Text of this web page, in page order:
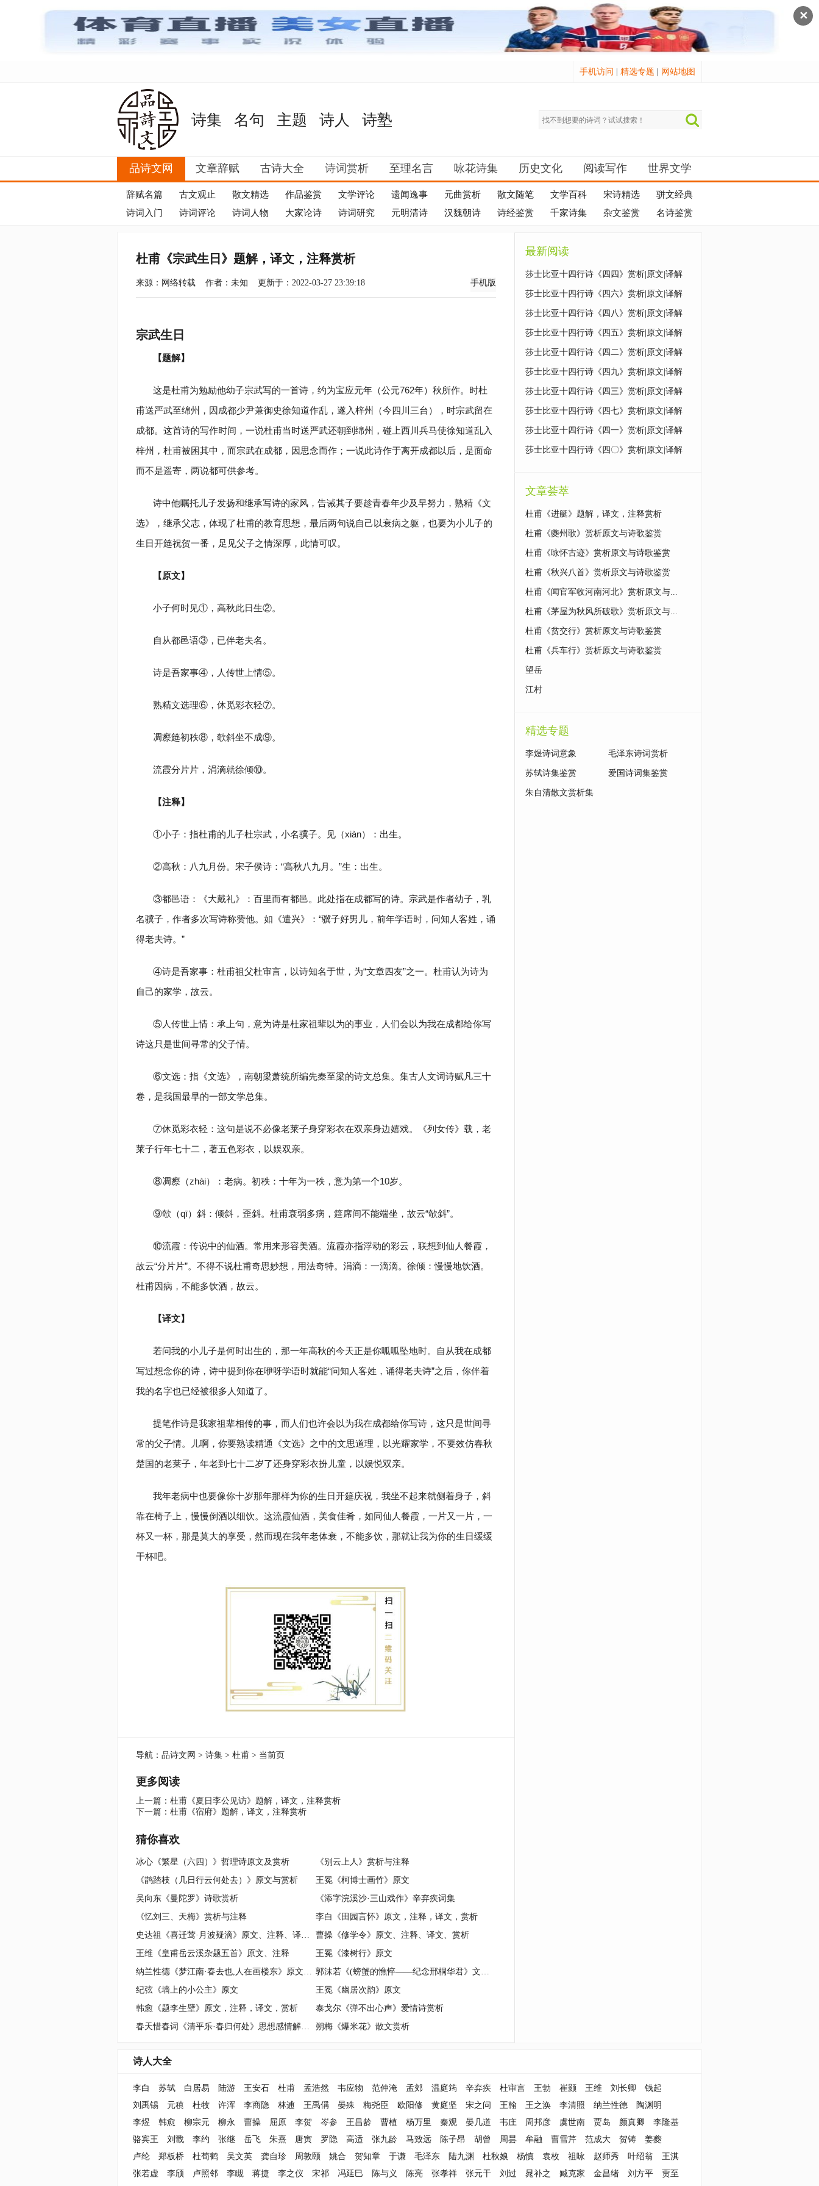
✕
手机访问 精选专题 网站地图
诗集 名句 主题 诗人 诗塾
品诗文网 文章辞赋 古诗大全 诗词赏析 至理名言 咏花诗集 历史文化 阅读写作 世界文学
辞赋名篇 古文观止 散文精选 作品鉴赏 文学评论 遗闻逸事 元曲赏析 散文随笔 文学百科 宋诗精选
骈文经典
诗词入门
诗词评论 诗词人物 大家论诗 诗词研究 元明清诗 汉魏朝诗 诗经鉴赏 千家诗集 杂文鉴赏 名诗鉴赏
杜甫《宗武生日》题解，译文，注释赏析
来源：网络转载 作者：未知 更新于：2022-03-27 23:39:18 手机版
宗武生日
【题解】
这是杜甫为勉励他幼子宗武写的一首诗，约为宝应元年（公元762年）秋所作。时杜
甫送严武至绵州，因成都少尹兼御史徐知道作乱，遂入梓州（今四川三台），时宗武留在
成都。这首诗的写作时间，一说杜甫当时送严武还朝到绵州，碰上西川兵马使徐知道乱入
梓州，杜甫被困其中，而宗武在成都，因思念而作；一说此诗作于离开成都以后，是面命
而不是遥寄，两说都可供参考。
诗中他嘱托儿子发扬和继承写诗的家风，告诫其子要趁青春年少及早努力，熟精《文
选》，继承父志，体现了杜甫的教育思想，最后两句说自己以衰病之躯，也要为小儿子的
生日开筵祝贺一番，足见父子之情深厚，此情可叹。
【原文】
小子何时见①，高秋此日生②。
自从都邑语③，已伴老夫名。
诗是吾家事④，人传世上情⑤。
熟精文选理⑥，休觅彩衣轻⑦。
凋瘵筵初秩⑧，欹斜坐不成⑨。
流霞分片片，涓滴就徐倾⑩。
【注释】
①小子：指杜甫的儿子杜宗武，小名骥子。见（xiàn）：出生。
②高秋：八九月份。宋子侯诗：“高秋八九月。”生：出生。
③都邑语：《大戴礼》：百里而有都邑。此处指在成都写的诗。宗武是作者幼子，乳
名骥子，作者多次写诗称赞他。如《遣兴》：“骥子好男儿，前年学语时，问知人客姓，诵
得老夫诗。”
④诗是吾家事：杜甫祖父杜审言 ，以诗知名于世，为“文章四友”之一。杜甫认为诗为
自己的家学，故云。
⑤人传世上情：承上句，意为诗是杜家祖辈以为的事业，人们会以为我在成都给你写
诗这只是世间寻常的父子情。
⑥文选：指《文选》，南朝梁萧统所编先秦至梁的诗文总集。集古人文词诗赋凡三十
卷，是我国最早的一部文学总集。
⑦休觅彩衣轻：这句是说不必像老莱子身穿彩衣在双亲身边嬉戏。《列女传》载，老
莱子行年七十二，著五色彩衣，以娱双亲。
⑧凋瘵（zhài）：老病。初秩：十年为一秩，意为第一个10岁。
⑨欹（qī）斜：倾斜，歪斜。杜甫衰弱多病，筵席间不能端坐，故云“欹斜”。
⑩流霞：传说中的仙酒。常用来形容美酒。流霞亦指浮动的彩云，联想到仙人餐霞，
故云“分片片”。不得不说杜甫奇思妙想，用法奇特。涓滴：一滴滴。徐倾：慢慢地饮酒。
杜甫因病，不能多饮酒，故云。
【译文】
若问我的小儿子是何时出生的，那一年高秋的今天正是你呱呱坠地时。自从我在成都
写过想念你的诗，诗中提到你在咿呀学语时就能“问知人客姓，诵得老夫诗”之后，你伴着
我的名字也已经被很多人知道了。
提笔作诗是我家祖辈相传的事，而人们也许会以为我在成都给你写诗，这只是世间寻
常的父子情。儿啊，你要熟读精通《文选》之中的文思道理，以光耀家学，不要效仿春秋
楚国的老莱子，年老到七十二岁了还身穿彩衣扮儿童，以娱悦双亲。
我年老病中也要像你十岁那年那样为你的生日开筵庆祝，我坐不起来就侧着身子，斜
靠在椅子上，慢慢倒酒以细饮。这流霞仙酒，美食佳肴，如同仙人餐霞，一片又一片，一
杯又一杯，那是莫大的享受，然而现在我年老体衰，不能多饮，那就让我为你的生日缓缓
干杯吧。
导航： 品诗文网 > 诗集 > 杜甫 > 当前页
更多阅读
上一篇： 杜甫《夏日李公见访》题解，译文，注释赏析
下一篇： 杜甫《宿府》题解，译文，注释赏析
猜你喜欢
冰心《繁星（六四）》哲理诗原文及赏析
《别云上人》赏析与注释
《鹊踏枝（几日行云何处去）》原文与赏析
王冕《柯博士画竹》原文
吴向东《曼陀罗》诗歌赏析
《添字浣溪沙·三山戏作》辛弃疾词集
《忆刘三、天梅》赏析与注释
李白《田园言怀》原文，注释，译文，赏析
史达祖《喜迁莺·月波疑滴》原文、注释、译文、鉴赏
曹操《修学令》原文、注释、译文、赏析
王维《皇甫岳云溪杂题五首》原文、注释
王冕《漆树行》原文
纳兰性德《梦江南·春去也,人在画楼东》原文与赏析
郭沫若《(螃蟹的憔悴——纪念邢桐华君》文章赏析
纪弦《墙上的小公主》原文
王冕《幽居次韵》原文
韩愈《题李生壁》原文，注释，译文，赏析
泰戈尔《弹不出心声》爱情诗赏析
春天惜春词《清平乐·春归何处》思想感情解读、创作的背景赏析？
朔梅《爆米花》散文赏析
最新阅读
莎士比亚十四行诗《四四》赏析|原文|译解
莎士比亚十四行诗《四六》赏析|原文|译解
莎士比亚十四行诗《四八》赏析|原文|译解
莎士比亚十四行诗《四五》赏析|原文|译解
莎士比亚十四行诗《四二》赏析|原文|译解
莎士比亚十四行诗《四九》赏析|原文|译解
莎士比亚十四行诗《四三》赏析|原文|译解
莎士比亚十四行诗《四七》赏析|原文|译解
莎士比亚十四行诗《四一》赏析|原文|译解
莎士比亚十四行诗《四〇》赏析|原文|译解
文章荟萃
杜甫《进艇》题解，译文，注释赏析
杜甫《夔州歌》赏析原文与诗歌鉴赏
杜甫《咏怀古迹》赏析原文与诗歌鉴赏
杜甫《秋兴八首》赏析原文与诗歌鉴赏
杜甫《闻官军收河南河北》赏析原文与...
杜甫《茅屋为秋风所破歌》赏析原文与...
杜甫《贫交行》赏析原文与诗歌鉴赏
杜甫《兵车行》赏析原文与诗歌鉴赏
望岳
江村
精选专题
李煜诗词意象 毛泽东诗词赏析
苏轼诗集鉴赏 爱国诗词集鉴赏
朱自清散文赏析集
诗人大全
李白 苏轼 白居易 陆游 王安石 杜甫 孟浩然 韦应物 范仲淹 孟郊 温庭筠 辛弃疾 杜审言 王勃 崔颢 王维 刘长卿
钱起
刘禹锡
元稹 杜牧 许浑 李商隐 林逋 王禹偁 晏殊 梅尧臣 欧阳修 黄庭坚 宋之问 王翰 王之涣 李清照 纳兰性德
陶渊明
李煜
韩愈 柳宗元 柳永 曹操 屈原 李贺 岑参 王昌龄 曹植 杨万里 秦观 晏几道 韦庄 周邦彦 虞世南 贾岛 颜真卿
李隆基
骆宾王
刘戬 李约 张继 岳飞 朱熹 唐寅 罗隐 高适 张九龄 马致远 陈子昂 胡曾 周昙 牟融 曹雪芹 范成大 贺铸
姜夔
卢纶
郑板桥 杜荀鹤 吴文英 龚自珍 周敦颐 姚合 贺知章 于谦 毛泽东 陆九渊 杜秋娘 杨慎 袁枚 祖咏 赵师秀 叶绍翁
王淇
张若虚
李颀 卢照邻 李瞡 蒋捷 李之仪 宋祁 冯延巳 陈与义 陈亮 张孝祥 张元干 刘过 晁补之 臧克家 金昌绪 刘方平 贾至